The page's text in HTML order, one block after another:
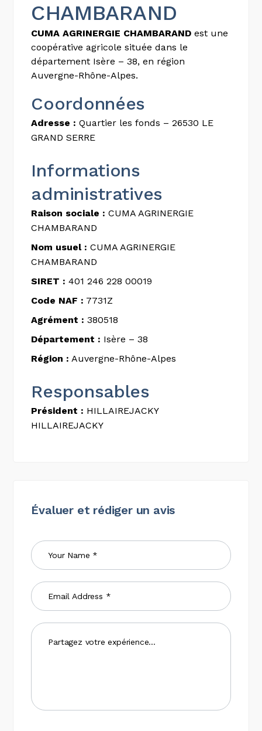
CHAMBARAND
CUMA AGRINERGIE CHAMBARAND est une
coopérative agricole située dans le
département Isère – 38, en région
Auvergne-Rhône-Alpes.
Coordonnées
Adresse : Quartier les fonds – 26530 LE
GRAND SERRE
Informations
administratives
Raison sociale : CUMA AGRINERGIE
CHAMBARAND
Nom usuel : CUMA AGRINERGIE
CHAMBARAND
SIRET : 401 246 228 00019
Code NAF : 7731Z
Agrément : 380518
Département : Isère – 38
Région : Auvergne-Rhône-Alpes
Responsables
Président : HILLAIREJACKY
HILLAIREJACKY
Évaluer et rédiger un avis